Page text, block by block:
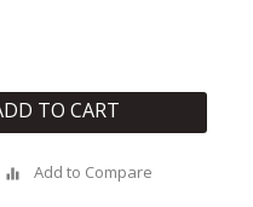
TO CART
Add to Compare